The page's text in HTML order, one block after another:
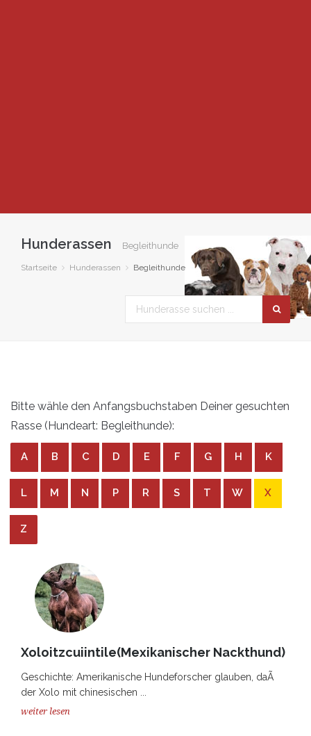
Hunderassen Begleithunde
Startseite Hunderassen Begleithunde
Bitte wähle den Anfangsbuchstaben Deiner gesuchten
Rasse (Hundeart: Begleithunde):
A B C D E F G H K
L M N P R S T W X
Z
Xoloitzcuiintile(Mexikanischer Nackthund)
Geschichte: Amerikanische Hundeforscher glauben, daÃ
der Xolo mit chinesischen ...
weiter lesen